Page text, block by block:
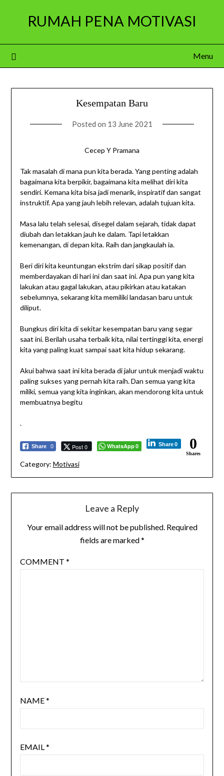
RUMAH PENA MOTIVASI
Menu
Kesempatan Baru
Posted on 13 June 2021
Cecep Y Pramana
Tak masalah di mana pun kita berada. Yang penting adalah
bagaimana kita berpikir, bagaimana kita melihat diri kita
sendiri. Kemana kita bisa jadi menarik, inspiratif dan sangat
instruktif. Apa yang jauh lebih relevan, adalah tujuan kita.
Masa lalu telah selesai, disegel dalam sejarah, tidak dapat
diubah dan letakkan jauh ke dalam. Tapi letakkan
kemenangan, di depan kita. Raih dan jangkaulah ia.
Beri diri kita keuntungan ekstrim dari sikap positif dan
memberdayakan di hari ini dan saat ini. Apa pun yang kita
lakukan atau gagal lakukan, atau pikirkan atau katakan
sebelumnya, sekarang kita memiliki landasan baru untuk
diliput.
Bungkus diri kita di sekitar kesempatan baru yang segar
saat ini. Berilah usaha terbaik kita, nilai tertinggi kita, energi
kita yang paling kuat sampai saat kita hidup sekarang.
Akui bahwa saat ini kita berada di jalur untuk menjadi waktu
paling sukses yang pernah kita raih. Dan semua yang kita
miliki, semua yang kita inginkan, akan mendorong kita untuk
membuatnya begitu
.
Share 0 Post 0 WhatsApp 0 Share 0 0
Shares
Category: Motivasi
Leave a Reply
Your email address will not be published. Required
fields are marked*
COMMENT *
NAME*
EMAIL*